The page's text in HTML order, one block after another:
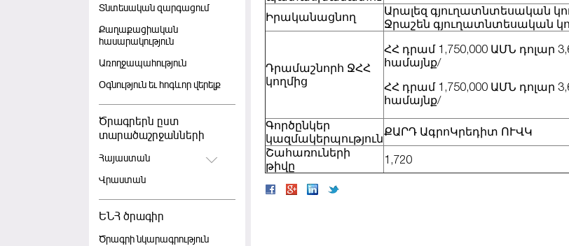
Տնտեսական զարգացում
Քաղաքացիական
հասարակություն
Առողջապահություն
Օգնություն եւ հոգևոր վերելք
Ծրագրերն ըստ
տարածաշրջանների
Հայաստան
Վրաստան
ԵՆՀ ծրագիր
Ծրագրի նկարագրություն
Իրականացնող
Արալեզ գյուղատնտեսական
Ջրաշեն գյուղատնտեսական
Դրամաշնորհ ՋՀՀ
կողմից
ՀՀ դրամ 1,750,000 ԱՄՆ դոլար
համայնք/
ՀՀ դրամ 1,750,000 ԱՄՆ դոլար
համայնք/
Գործընկեր
կազմակերպություն
ՔԱՐԴ ԱգրոԿրեդիտ ՈՒՎԿ
Շահառուների
թիվը
1,720